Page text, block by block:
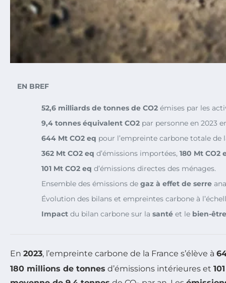
EN BREF
52,6 milliards de tonnes de CO2 émises par les
9,4 tonnes équivalent CO2 par personne en 2023
644 Mt CO2 eq pour l’empreinte carbone totale
362 Mt CO2 eq d’émissions importées, 180 Mt CO2
101 Mt CO2 eq d’émissions directes des ménages.
Ensemble des émissions de gaz à effet de serre
Évolution des bilans et empreintes carbone à
Impact du bilan carbone sur la santé et le bien-être
En 2023, l’empreinte carbone de la France s’élève à
180 millions de tonnes d’émissions intérieures et